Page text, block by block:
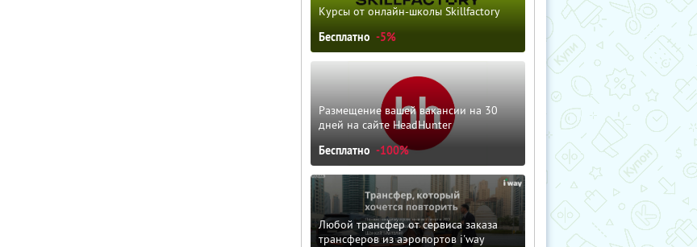
Курсы от онлайн-школы Skillfactory
Бесплатно -5%
Размещение вашей вакансии на 30
дней на сайте HeadHunter
Бесплатно -100%
Любой трансфер от сервиса заказа
трансферов из аэропортов i'way